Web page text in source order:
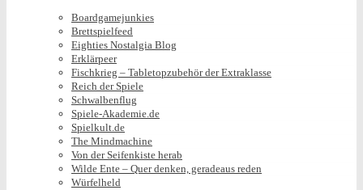
Boardgamejunkies
Brettspielfeed
Eighties Nostalgia Blog
Erklärpeer
Fischkrieg – Tabletopzubehör der Extraklasse
Reich der Spiele
Schwalbenflug
Spiele-Akademie.de
Spielkult.de
The Mindmachine
Von der Seifenkiste herab
Wilde Ente – Quer denken, geradeaus reden
Würfelheld